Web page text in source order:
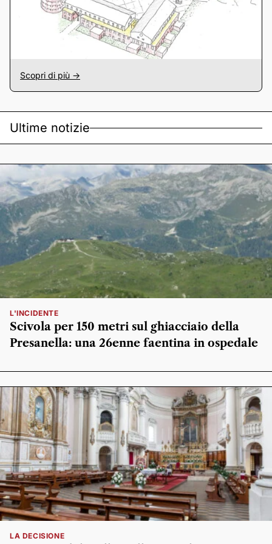
Scopri di più ->
Ultime notizie
L'INCIDENTE
Scivola per 150 metri sul ghiacciaio della
Presanella: una 26enne faentina in ospedale
LA DECISIONE